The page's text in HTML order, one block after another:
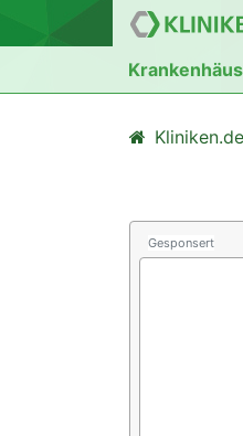
Kliniken.de
Gesponsert